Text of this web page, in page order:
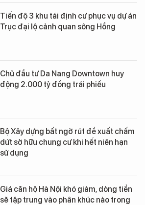
Tiến độ 3 khu tái định cư phục vụ dự án
Trục đại lộ cảnh quan sông Hồng
Chủ đầu tư Da Nang Downtown huy
động 2.000 tỷ đồng trái phiếu
Bộ Xây dựng bất ngờ rút đề xuất chấm
dứt sở hữu chung cư khi hết niên hạn
sử dụng
Giá căn hộ Hà Nội khó giảm, dòng tiền
sẽ tập trung vào phân khúc nào trong